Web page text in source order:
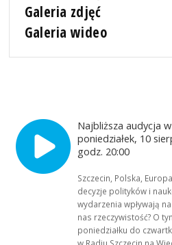
Galeria zdjęć
Galeria wideo
Najbliższa audycja w
poniedziałek, 10
godz. 20:00
Szczecin, Polska,
decyzje polityków i
wydarzenia wpływają
nas rzeczywistość? O
poniedziałku do
w Radiu Szczecin na